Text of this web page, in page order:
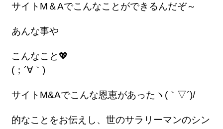
サイトM＆Aでこんなことができるんだぞ～
あんな事や
こんなこと💖
(；´∀｀)
サイトM&Aでこんな恩恵があったヽ(｀▽´)/
的なことをお伝えし、世のサラリーマンのシン